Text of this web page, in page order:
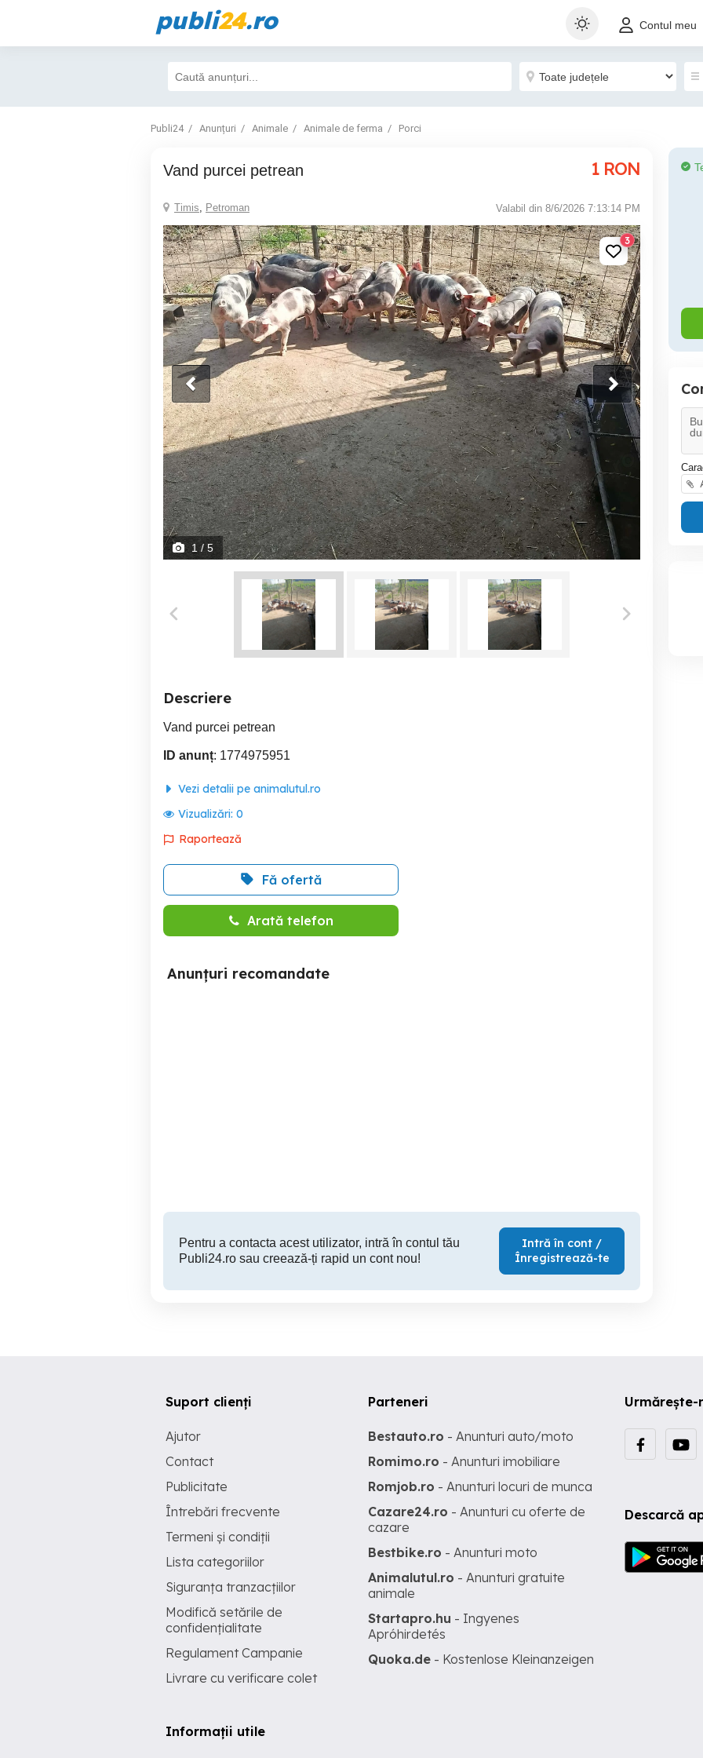
publi24.ro Contul meu
Publi24 Anunțuri Animale Animale de ferma Porci
Vand purcei petrean 1 RON
Timis, Petroman Valabil din 8/6/2026 7:13:14 PM
3
1 / 5
Descriere
Vand purcei petrean
ID anunț: 1774975951
Vezi detalii pe animalutul.ro
Vizualizări: 0
Raportează
Fă ofertă
Arată telefon
Anunțuri recomandate
Pentru a contacta acest utilizator, intră în contul tău
Publi24.ro sau creează-ți rapid un cont nou!
Intră în cont /
Înregistrează-te
Urmărește-
Descarcă
Suport clienți
Ajutor
Contact
Publicitate
Întrebări frecvente
Termeni și condiții
Lista categoriilor
Siguranța tranzacțiilor
Modifică setările de
confidențialitate
Regulament Campanie
Livrare cu verificare colet
Informații utile
Parteneri
Bestauto.ro - Anunturi auto/moto
Romimo.ro - Anunturi imobiliare
Romjob.ro - Anunturi locuri de munca
Cazare24.ro - Anunturi cu oferte de
cazare
Bestbike.ro - Anunturi moto
Animalutul.ro - Anunturi gratuite
animale
Startapro.hu - Ingyenes
Apróhirdetés
Quoka.de - Kostenlose Kleinanzeigen